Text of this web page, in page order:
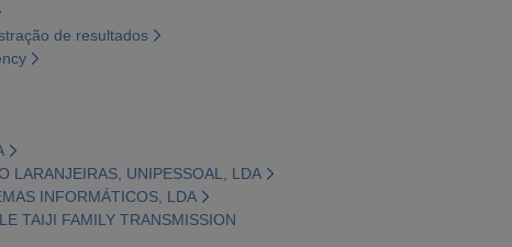
de resultados
LARANJEIRAS, UNIPESSOAL, LDA
INFORMÁTICOS, LDA
TAIJI FAMILY TRANSMISSION